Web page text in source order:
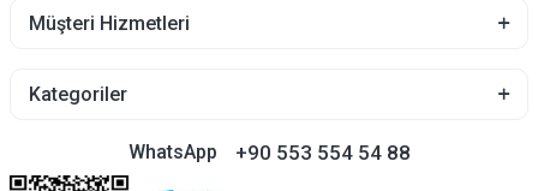
Müşteri Hizmetleri
Kategoriler
WhatsApp +90 553 554 54 88